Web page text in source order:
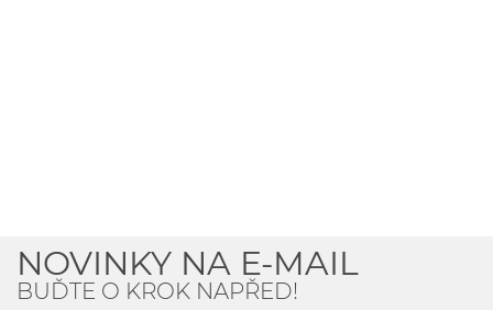
NOVINKY NA E-MAIL
BUĎTE O KROK NAPŘED!